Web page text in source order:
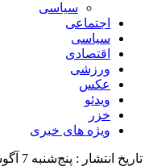
سیاسی
اجتماعی
سیاسی
اقتصادی
ورزشی
عکس
ویدئو
خزر
ویژه های خبری
تاریخ انتشار : پنج‌شنبه 7 آگوست 2025 - 12:33